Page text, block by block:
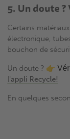
5. Un doute
Certains
électronique,
bouchon de
Un doute ? 👉
l'appli Recycle!
En quelques